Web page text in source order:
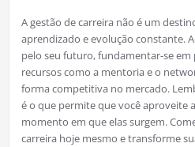
A gestão de carreira não é um
aprendizado e evolução constante.
pelo seu futuro, fundamentar-se em
recursos como a mentoria e o
forma competitiva no mercado.
é o que permite que você aproveite
momento em que elas surgem.
carreira hoje mesmo e transforme